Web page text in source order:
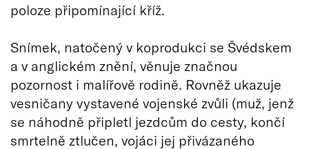
poloze připomínající kříž.
Snímek, natočený v koprodukci se Švédskem
a v anglickém znění, věnuje značnou
pozornost i malířově rodině. Rovněž ukazuje
vesničany vystavené vojenské zvůli (muž, jenž
se náhodně připletl jezdcům do cesty, končí
smrtelně ztlučen, vojáci jej přivázaného